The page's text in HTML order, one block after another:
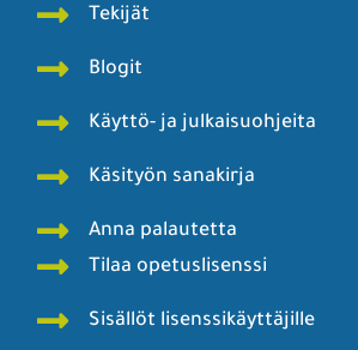
Tekijät
Blogit
Käyttö- ja julkaisuohjeita
Käsityön sanakirja
Anna palautetta
Tilaa opetuslisenssi
Sisällöt lisenssikäyttäjille